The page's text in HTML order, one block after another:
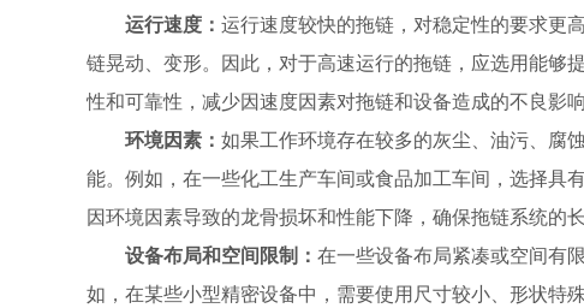
运行速度： 运行速度较快的拖链，对稳定性的要求更
链晃动、变形。因此，对于高速运行的拖链，应选用能够
性和可靠性，减少因速度因素对拖链和设备造成的不良影响
环境因素： 如果工作环境存在较多的灰尘、油污、腐
能。例如，在一些化工生产车间或食品加工车间，选择具
因环境因素导致的龙骨损坏和性能下降，确保拖链系统的长
设备布局和空间限制： 在一些设备布局紧凑或空间有
如，在某些小型精密设备中，需要使用尺寸较小、形状特